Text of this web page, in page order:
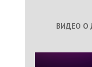
ВИДЕО О